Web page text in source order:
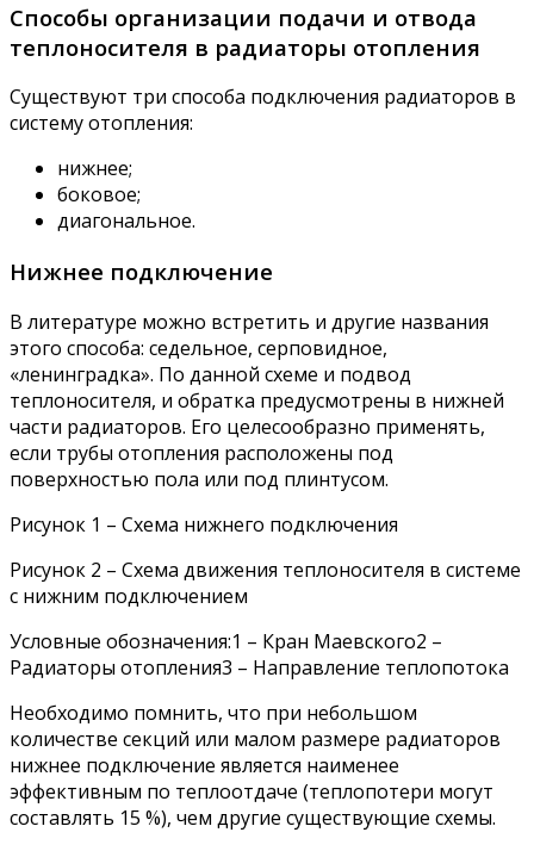
Способы организации подачи и отвода
теплоносителя в радиаторы отопления
Существуют три способа подключения радиаторов в
систему отопления:
нижнее;
боковое;
диагональное.
Нижнее подключение
В литературе можно встретить и другие названия
этого способа: седельное, серповидное,
«ленинградка». По данной схеме и подвод
теплоносителя, и обратка предусмотрены в нижней
части радиаторов. Его целесообразно применять,
если трубы отопления расположены под
поверхностью пола или под плинтусом.
Рисунок 1 – Схема нижнего подключения
Рисунок 2 – Схема движения теплоносителя в системе
с нижним подключением
Условные обозначения:1 – Кран Маевского2 –
Радиаторы отопления3 – Направление теплопотока
Необходимо помнить, что при небольшом
количестве секций или малом размере радиаторов
нижнее подключение является наименее
эффективным по теплоотдаче (теплопотери могут
составлять 15 %), чем другие существующие схемы.